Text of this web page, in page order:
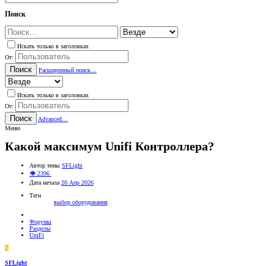
Поиск
Искать только в заголовках
От:
Поиск Расширенный поиск…
Искать только в заголовках
От:
Поиск
Advanced…
Меню
Какой максимум Unifi Контроллера?
Автор темы SFLight
👁 2396
Дата начала 20 Апр 2026
Теги
выбор оборудования
Форумы
Разделы
UniFi
S
SFLight